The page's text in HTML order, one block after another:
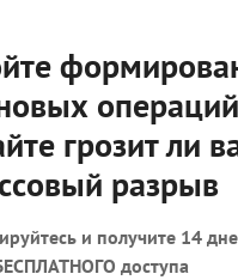
операций
грозит ли
разрыв
и получите 14
доступа